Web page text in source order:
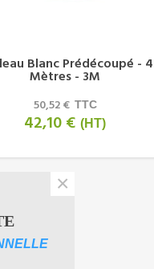
Blanc Prédécoupé - 4
Mètres - 3M
50,52 € TTC
42,10 € (HT)
×